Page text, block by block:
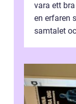
vara ett
en erfaren
samtalet